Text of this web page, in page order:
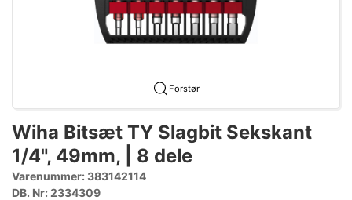
Forstør
Wiha Bitsæt TY Slagbit Sekskant
1/4", 49mm, | 8 dele
Varenummer: 383142114
DB. Nr: 2334309